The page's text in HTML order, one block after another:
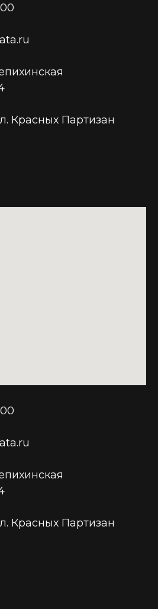
Красных Партизан
Красных Партизан